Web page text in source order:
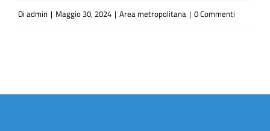
Di admin | Maggio 30, 2024 | Area metropolitana | 0 Commenti